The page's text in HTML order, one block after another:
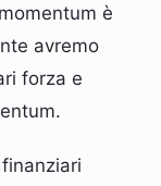
è
avremo
forza e